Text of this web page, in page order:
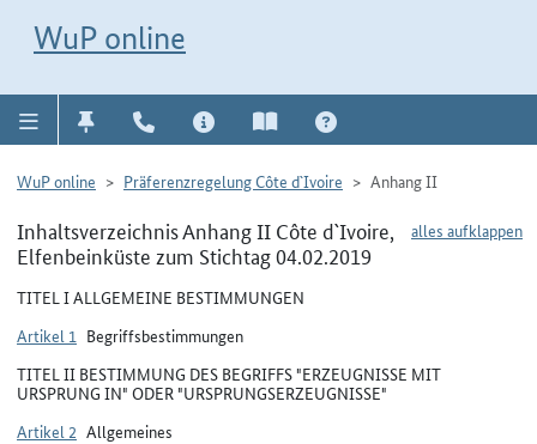
WuP online
WuP online Präferenzregelung Côte d`Ivoire Anhang II
alles aufklappen
Inhaltsverzeichnis Anhang II Côte d`Ivoire,
Elfenbeinküste zum Stichtag 04.02.2019
TITEL I ALLGEMEINE BESTIMMUNGEN
Artikel 1 Begriffsbestimmungen
TITEL II BESTIMMUNG DES BEGRIFFS "ERZEUGNISSE MIT
URSPRUNG IN" ODER "URSPRUNGSERZEUGNISSE"
Artikel 2 Allgemeines